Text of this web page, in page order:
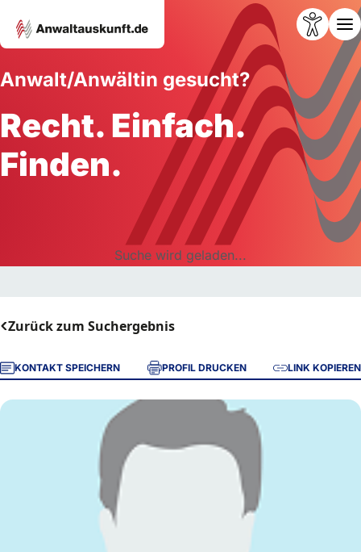
Anwalt/Anwältin gesucht?
Recht. Einfach.
Finden.
Suche wird geladen...
Zurück zum Suchergebnis
KONTAKT SPEICHERN PROFIL DRUCKEN LINK KOPIEREN